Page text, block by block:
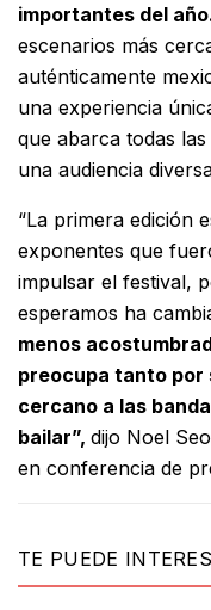
importantes del
escenarios más
auténticamente
una experiencia
que abarca todas
una audiencia
“La primera edición
exponentes que
impulsar el festival,
esperamos ha
menos
preocupa tanto por
cercano a las
bailar”, dijo Noel
en conferencia de
TE PUEDE